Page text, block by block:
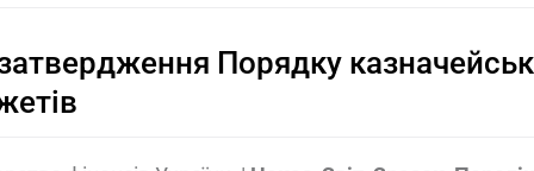
Порядку